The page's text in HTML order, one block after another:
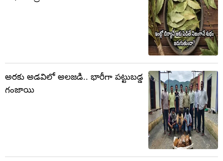
అరకు అడవిలో అలజడి.. భారీగా పట్టుబడ్డ
గంజాయి